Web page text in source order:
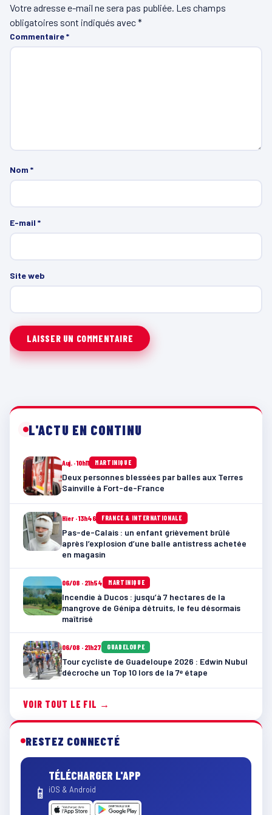
Votre adresse e-mail ne sera pas publiée. Les champs
obligatoires sont indiqués avec*
Commentaire*
Nom *
E-mail *
Site web
L'ACTU EN CONTINU
Auj. · 10h11 MARTINIQUE
Deux personnes blessées par balles aux Terres
Sainville à Fort-de-France
Hier · 13h46 FRANCE & INTERNATIONALE
Pas-de-Calais : un enfant grièvement brûlé
après l’explosion d’une balle antistress achetée
en magasin
06/08 · 21h54 MARTINIQUE
Incendie à Ducos : jusqu’à 7 hectares de la
mangrove de Génipa détruits, le feu désormais
maîtrisé
06/08 · 21h27 GUADELOUPE
Tour cycliste de Guadeloupe 2026 : Edwin Nubul
décroche un Top 10 lors de la 7ᵉ étape
VOIR TOUT LE FIL →
RESTEZ CONNECTÉ
📱
TÉLÉCHARGER L'APP
iOS & Android